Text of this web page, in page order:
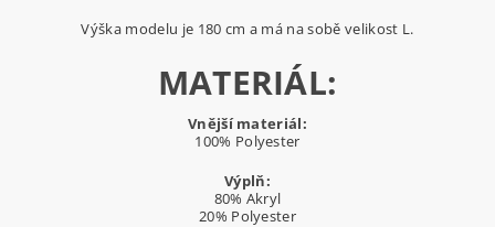
Výška modelu je 180 cm a má na sobě velikost L.
MATERIÁL:
Vnější materiál:
100% Polyester
Výplň:
80% Akryl
20% Polyester